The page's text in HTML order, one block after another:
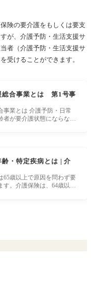
険の要介護をもしくは要支
が、介護予防・生活支援サ
者（介護予防・生活支援サ
受けることができます。
総合事業とは 第1号事
事業とは 介護予防・日常
が要介護状態にならない
・特定疾病とは | 介
65歳以上で原因を問わず要
す。介護保険は、64歳以下